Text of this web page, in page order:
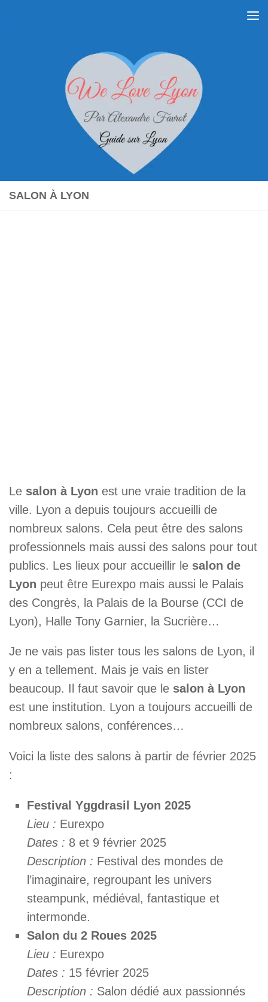
SALON À LYON
Le salon à Lyon est une vraie tradition de la
ville. Lyon a depuis toujours accueilli de
nombreux salons. Cela peut être des salons
professionnels mais aussi des salons pour tout
publics. Les lieux pour accueillir le salon de
Lyon peut être Eurexpo mais aussi le Palais
des Congrès, la Palais de la Bourse (CCI de
Lyon), Halle Tony Garnier, la Sucrière…
Je ne vais pas lister tous les salons de Lyon, il
y en a tellement. Mais je vais en lister
beaucoup. Il faut savoir que le salon à Lyon
est une institution. Lyon a toujours accueilli de
nombreux salons, conférences…
Voici la liste des salons à partir de février 2025
:
Festival Yggdrasil Lyon 2025
Lieu : Eurexpo
Dates : 8 et 9 février 2025
Description : Festival des mondes de
l’imaginaire, regroupant les univers
steampunk, médiéval, fantastique et
intermonde.
Salon du 2 Roues 2025
Lieu : Eurexpo
Dates : 15 février 2025
Description : Salon dédié aux passionnés